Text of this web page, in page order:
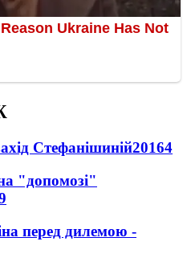
Стефанішиній20164
"допомозі"
перед дилемою -